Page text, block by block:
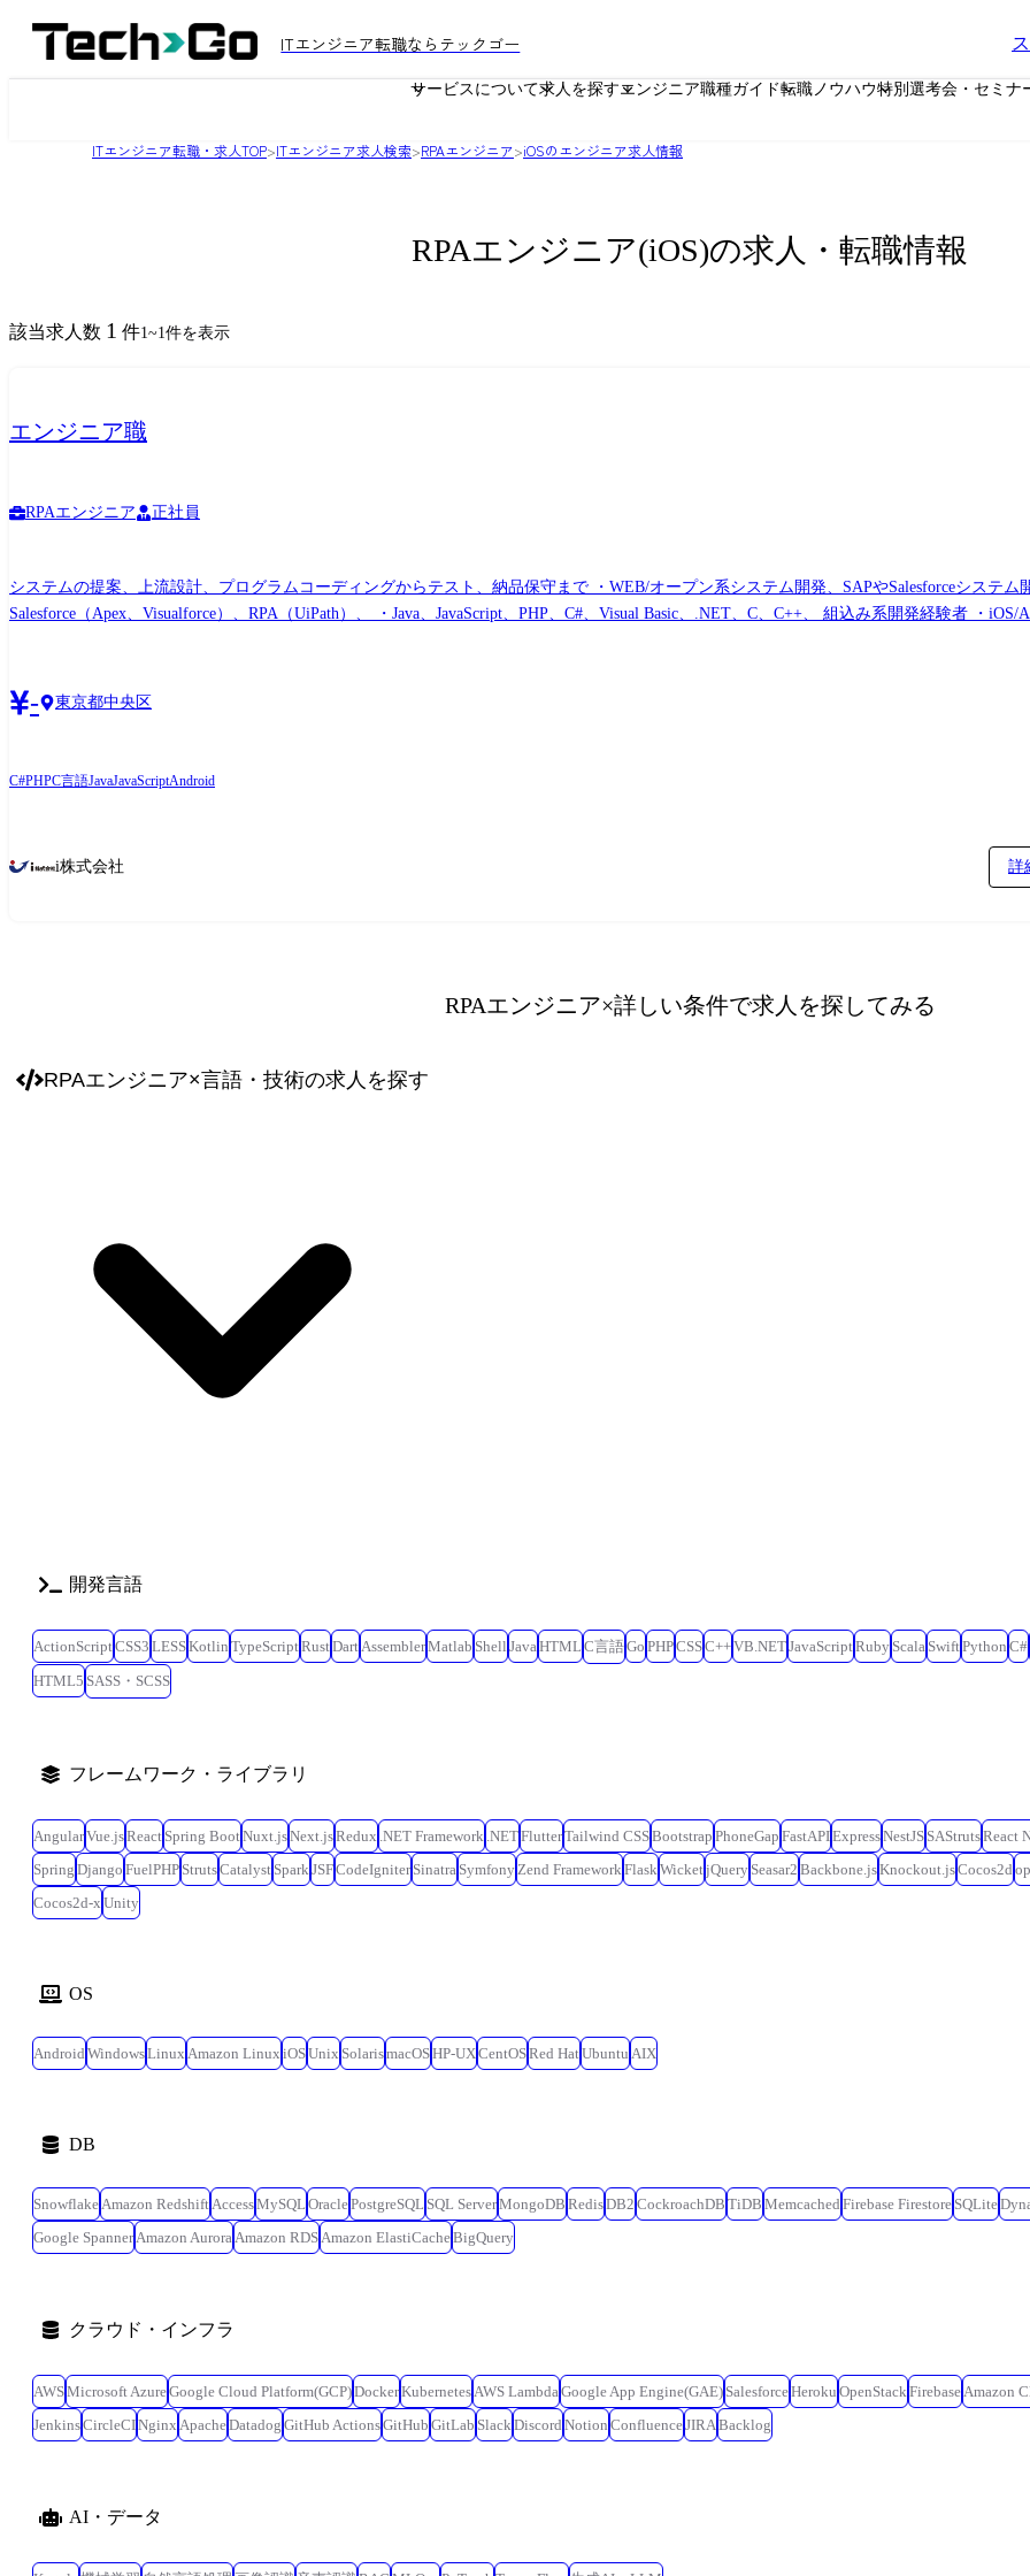
ITエンジニア転職ならテックゴー
サービスについて求人を探すエンジニア職種ガイド転職ノウハウ特別選考会・セミナ
ITエンジニア転職・求人TOP>ITエンジニア求人検索>RPAエンジニア>iOSのエンジニア求人情報
RPAエンジニア(iOS)の求人・転職情報
該当求人数 1 件1~1件を表示
エンジニア職
RPAエンジニア 正社員
システムの提案、上流設計、プログラムコーディングからテスト、納品保守まで ・WEB/オープン系システム開発、SAPやSalesforceシステ
Salesforce（Apex、Visualforce）、RPA（UiPath）、 ・Java、JavaScript、PHP、C#、Visual Basic、.NET、C、C++、 組込み系開発経験者 ・iOS/
- 東京都中央区
C#PHPC言語JavaJavaScriptAndroid
i株式会社 詳
RPAエンジニア×詳しい条件で求人を探してみる
RPAエンジニア×言語・技術の求人を探す
開発言語
ActionScriptCSS3 LESSKotlin TypeScriptRustDart AssemblerMatlab Shell Java HTML C言語Go PHPCSSC++VB.NETJavaScriptRuby Scala SwiftPython C#
HTML5 SASS・SCSS
フレームワーク・ライブラリ
AngularVue.jsReact Spring BootNuxt.jsNext.jsRedux .NET Framework .NETFlutterTailwind CSSBootstrap PhoneGap FastAPIExpressNestJS SAStrutsReact
Spring Django FuelPHP StrutsCatalyst Spark JSFCodeIgniter Sinatra Symfony Zend Framework Flask WicketjQuery Seasar2 Backbone.jsKnockout.jsCocos2d
Cocos2d-x Unity
OS
Android WindowsLinux Amazon Linux iOSUnix SolarismacOSHP-UXCentOSRed HatUbuntu AIX
DB
Snowflake Amazon Redshift AccessMySQL OraclePostgreSQL SQL ServerMongoDB RedisDB2 CockroachDB TiDB Memcached Firebase Firestore SQLite
Google Spanner Amazon Aurora Amazon RDS Amazon ElastiCacheBigQuery
クラウド・インフラ
AWSMicrosoft AzureGoogle Cloud Platform(GCP)DockerKubernetes AWS Lambda Google App Engine(GAE) SalesforceHeroku OpenStack Firebase Amazon
JenkinsCircleCINginx ApacheDatadog GitHub ActionsGitHub GitLab Slack Discord Notion ConfluenceJIRA Backlog
AI・データ